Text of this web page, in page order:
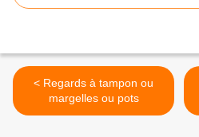
< Regards à tampon ou
margelles ou pots